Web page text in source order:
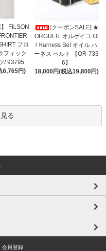
】 FILSON
フロ
フィック
/ 93795
6,765円)
[クーポンSALE] ★
ORGUEIL オルゲイユ Oi
l Harness Bel オイル ハ
ーネス ベルト 【OR-733
6】
18,000円(税込19,800円)
る
会員登録